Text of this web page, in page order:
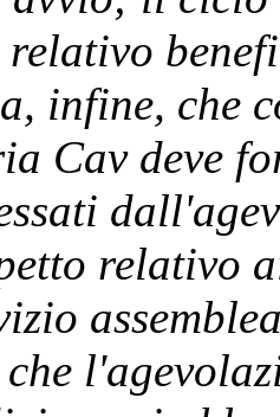
che
Cav deve
relativo